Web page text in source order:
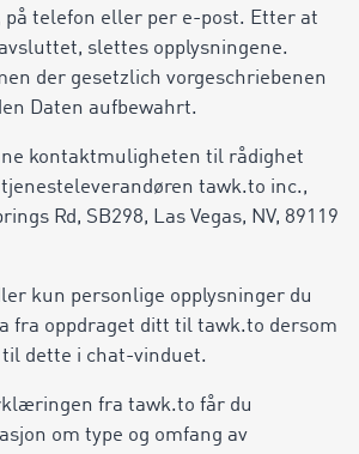
på telefon eller per e-post. Etter at
slettes opplysningene.
der gesetzlich vorgeschriebenen
Daten aufbewahrt.
kontaktmuligheten til rådighet
tawk.to inc.,
Rd, SB298, Las Vegas, NV, 89119
kun personlige opplysninger du
fra oppdraget ditt til tawk.to dersom
dette i chat-vinduet.
fra tawk.to får du
om type og omfang av